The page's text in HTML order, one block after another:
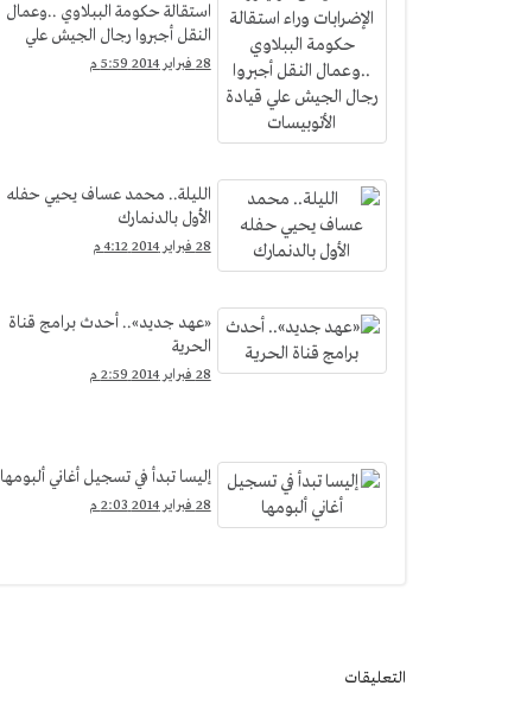
استقالة حكومة الببلاوي ..وعمال
النقل أجبروا رجال الجيش علي
قيادة الأتوبيسات
28 فبراير 2014 5:59 م
الليلة.. محمد عساف يحيي حفله
الأول بالدنمارك
28 فبراير 2014 4:12 م
«عهد جديد».. أحدث برامج قناة
الحرية
28 فبراير 2014 2:59 م
إليسا تبدأ في تسجيل أغاني ألبومها
28 فبراير 2014 2:03 م
التعليقات